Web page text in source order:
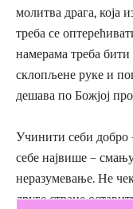
молитва драга, која
треба се
намерама треба
склопљене руке и
дешава по Божјој
Учинити себи добро
себе највише –
неразумевање. Не
друге стране